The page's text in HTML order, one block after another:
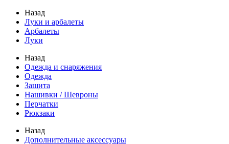
Назад
Луки и арбалеты
Арбалеты
Луки
Назад
Одежда и снаряжения
Одежда
Защита
Нашивки / Шевроны
Перчатки
Рюкзаки
Назад
Дополнительные аксессуары